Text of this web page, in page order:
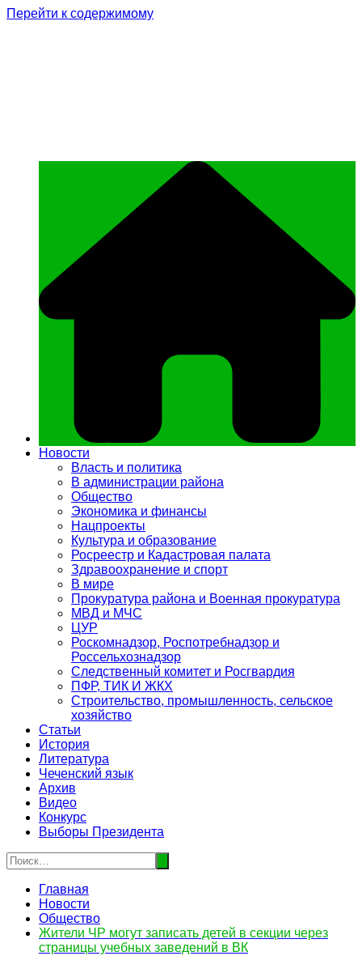
Перейти к содержимому
Новости
Власть и политика
В администрации района
Общество
Экономика и финансы
Нацпроекты
Культура и образование
Росреестр и Кадастровая палата
Здравоохранение и спорт
В мире
Прокуратура района и Военная прокуратура
МВД и МЧС
ЦУР
Роскомнадзор, Роспотребнадзор и
Россельхознадзор
Следственный комитет и Росгвардия
ПФР, ТИК И ЖКХ
Строительство, промышленность, сельское
хозяйство
Статьи
История
Литература
Чеченский язык
Архив
Видео
Конкурс
Выборы Президента
Главная
Новости
Общество
Жители ЧР могут записать детей в секции через
страницы учебных заведений в ВК